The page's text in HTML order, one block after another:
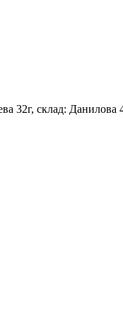
32г, склад: Данилова